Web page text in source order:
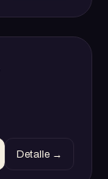
Detalle →